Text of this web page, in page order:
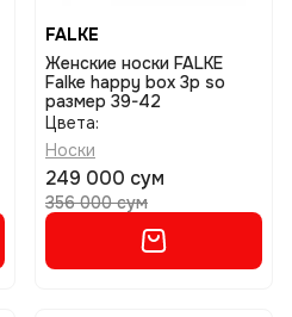
FALKE
Женские носки FALKE
Falke happy box 3p so
размер 39-42
Цвета:
Носки
249 000 сум
356 000 сум